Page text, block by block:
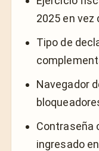
2025 en vez
Tipo de
Navegador
Contraseña
ingresado